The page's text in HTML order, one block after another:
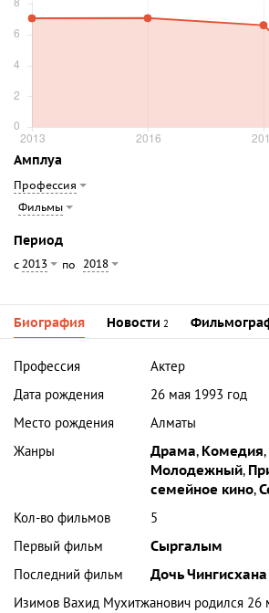
Амплуа
Профессия
Фильмы
Период
с 2013 по 2018
Биография Новости 2
Профессия
Актер
Дата рождения
26 мая 1993 год
Место рождения
Алматы
Жанры
Драма, Комедия,
Молодежный,
семейное кино,
Кол-во фильмов
5
Первый фильм
Сыргалым
Последний фильм
Дочь
Изимов Вахид Мухитжанович родился 26